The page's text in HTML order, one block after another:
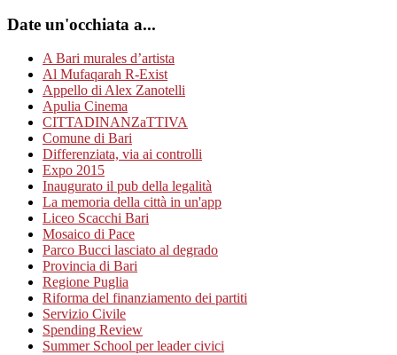
Date un'occhiata a...
A Bari murales d’artista
Al Mufaqarah R-Exist
Appello di Alex Zanotelli
Apulia Cinema
CITTADINANZaTTIVA
Comune di Bari
Differenziata, via ai controlli
Expo 2015
Inaugurato il pub della legalità
La memoria della città in un'app
Liceo Scacchi Bari
Mosaico di Pace
Parco Bucci lasciato al degrado
Provincia di Bari
Regione Puglia
Riforma del finanziamento dei partiti
Servizio Civile
Spending Review
Summer School per leader civici